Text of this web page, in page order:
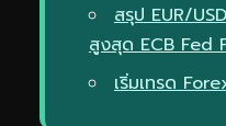
สรุป EUR/
สูงสุด ECB Fed
เริ่มเทรด